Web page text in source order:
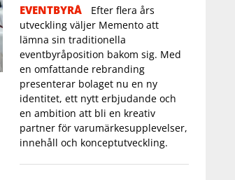
EVENTBYRÅ
Efter flera års
utveckling väljer Memento att
lämna sin traditionella
eventbyråposition bakom sig. Med
en omfattande rebranding
presenterar bolaget nu en ny
identitet, ett nytt erbjudande och
en ambition att bli en kreativ
partner för varumärkesupplevelser,
innehåll och konceptutveckling.